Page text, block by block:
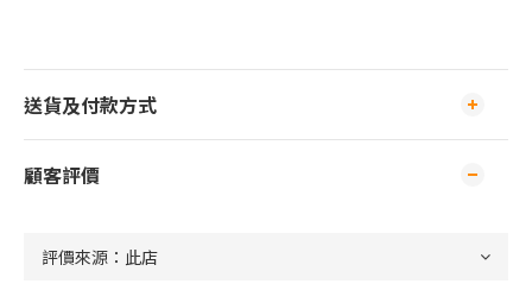
送貨及付款方式
顧客評價